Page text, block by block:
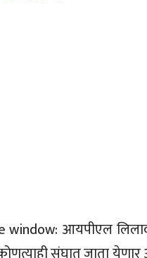
window: आयपीएल